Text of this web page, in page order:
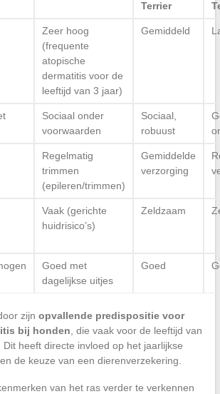
Terrier
Zeer hoog
(frequente
atopische
dermatitis voor de
leeftijd van 3 jaar)
Gemiddeld
Sociaal onder
voorwaarden
Sociaal,
robuust
Regelmatig
trimmen
(epileren/trimmen)
Gemiddelde
verzorging
Vaak (gerichte
huidrisico’s)
Zeldzaam
Goed met
dagelijkse uitjes
Goed
zijn opvallende predispositie voor
bij honden , die vaak voor de leeftijd van
heeft directe invloed op het jaarlijkse
de keuze van een dierenverzekering.
van het ras verder te verkennen